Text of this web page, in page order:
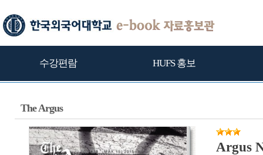
수강편람 HUFS 홍보
The Argus
Argus